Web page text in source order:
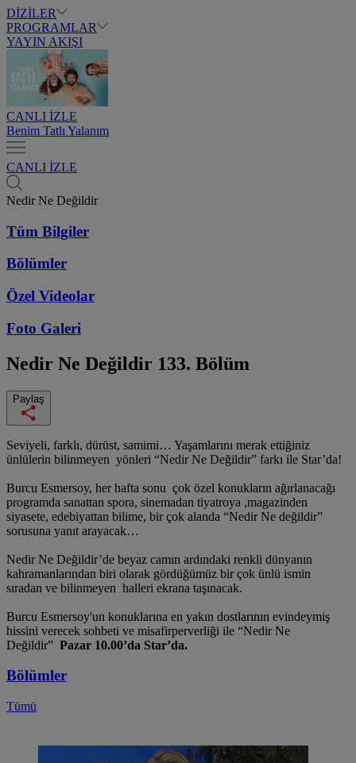
DİZİLER
PROGRAMLAR
YAYIN AKIŞI
CANLI İZLE
Benim Tatlı Yalanım
CANLI İZLE
Nedir Ne Değildir
Tüm Bilgiler
Bölümler
Özel Videolar
Foto Galeri
Nedir Ne Değildir 133. Bölüm
Paylaş
Seviyeli, farklı, dürüst, samimi… Yaşamlarını merak ettiğiniz
ünlülerin bilinmeyen yönleri “Nedir Ne Değildir” farkı ile Star’da!
Burcu Esmersoy, her hafta sonu çok özel konukların ağırlanacağı
programda sanattan spora, sinemadan tiyatroya ,magazinden
siyasete, edebiyattan bilime, bir çok alanda “Nedir Ne değildir”
sorusuna yanıt arayacak…
Nedir Ne Değildir’de beyaz camın ardındaki renkli dünyanın
kahramanlarından biri olarak gördüğümüz bir çok ünlü ismin
sıradan ve bilinmeyen halleri ekrana taşınacak.
Burcu Esmersoy'un konuklarına en yakın dostlarının evindeymiş
hissini verecek sohbeti ve misafirperverliği ile “Nedir Ne
Değildir” Pazar 10.00’da Star’da.
Bölümler
Tümü